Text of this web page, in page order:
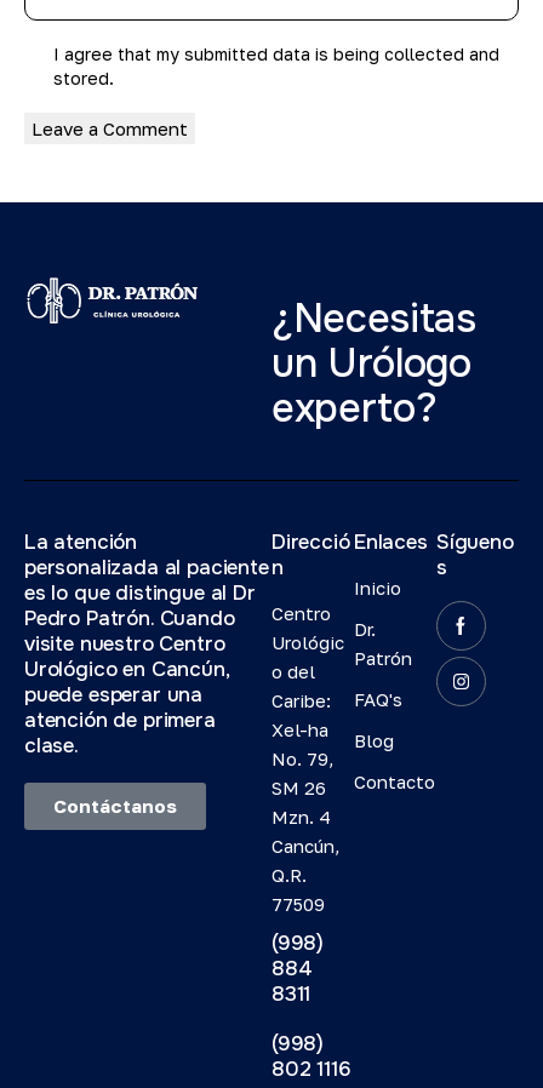
I agree that my submitted data is being collected and
stored.
¿Necesitas
un Urólogo
experto?
La atención
personalizada al paciente
es lo que distingue al Dr
Pedro Patrón. Cuando
visite nuestro Centro
Urológico en Cancún,
puede esperar una
atención de primera
clase.
Contáctanos
Direcció
n
Centro
Urológic
o del
Caribe:
Xel-ha
No. 79,
SM 26
Mzn. 4
Cancún,
Q.R.
77509
(998)
884
8311
(998)
802 1116
Enlaces
Inicio
Dr.
Patrón
FAQ's
Blog
Contacto
Sígueno
s